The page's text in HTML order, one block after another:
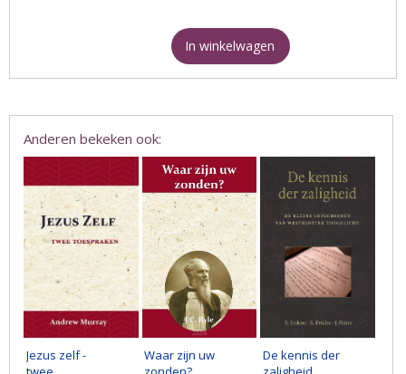
In winkelwagen
Anderen bekeken ook:
Jezus zelf -
Waar zijn uw
De kennis der